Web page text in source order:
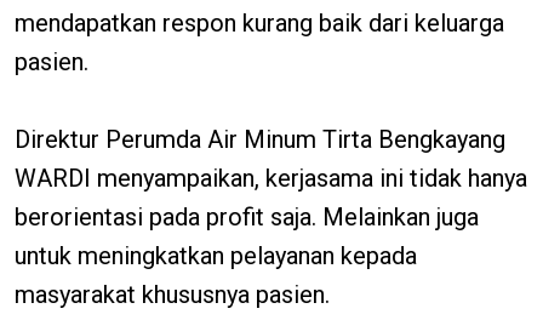
mendapatkan respon kurang baik dari keluarga
pasien.
Direktur Perumda Air Minum Tirta Bengkayang
WARDI menyampaikan, kerjasama ini tidak hanya
berorientasi pada profit saja. Melainkan juga
untuk meningkatkan pelayanan kepada
masyarakat khususnya pasien.